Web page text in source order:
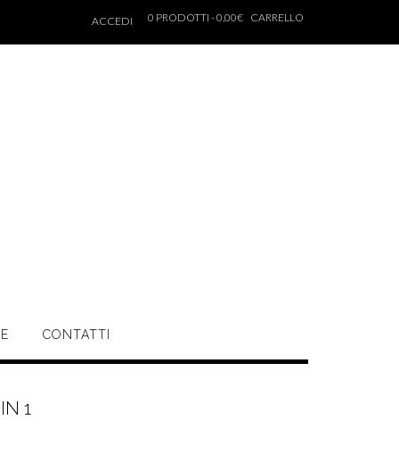
ACCEDI 0 PRODOTTI - 0,00€ CARRELLO
CONTATTI
1